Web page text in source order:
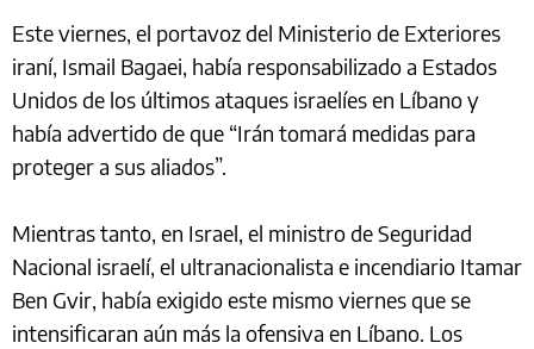
Este viernes, el portavoz del Ministerio de Exteriores
iraní, Ismail Bagaei, había responsabilizado a Estados
Unidos de los últimos ataques israelíes en Líbano y
había advertido de que “Irán tomará medidas para
proteger a sus aliados”.
Mientras tanto, en Israel, el ministro de Seguridad
Nacional israelí, el ultranacionalista e incendiario Itamar
Ben Gvir, había exigido este mismo viernes que se
intensificaran aún más la ofensiva en Líbano. Los